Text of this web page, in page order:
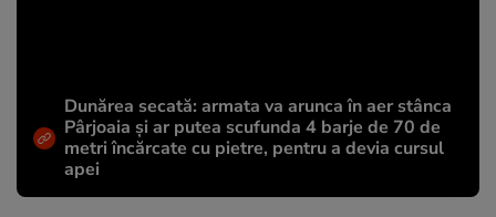
Dunărea secată: armata va arunca în aer stânca
Pârjoaia și ar putea scufunda 4 barje de 70 de
metri încărcate cu pietre, pentru a devia cursul
apei